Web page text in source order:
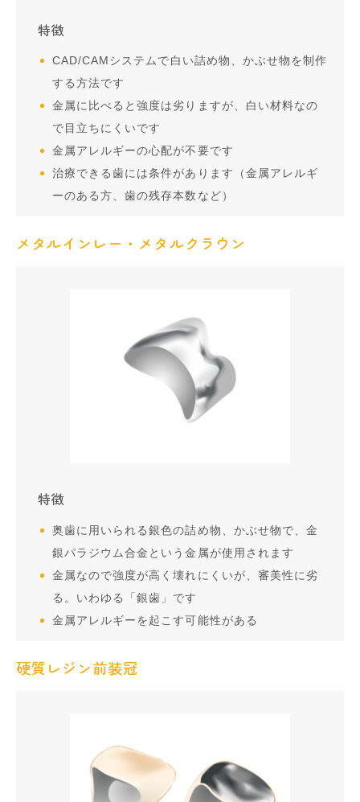
特徴
CAD/CAMシステムで白い詰め物、かぶせ物を制作
する方法です
金属に比べると強度は劣りますが、白い材料なの
で目立ちにくいです
金属アレルギーの心配が不要です
治療できる歯には条件があります（金属アレルギ
ーのある方、歯の残存本数など）
メタルインレー・メタルクラウン
特徴
奥歯に用いられる銀色の詰め物、かぶせ物で、金
銀パラジウム合金という金属が使用されます
金属なので強度が高く壊れにくいが、審美性に劣
る。いわゆる「銀歯」です
金属アレルギーを起こす可能性がある
硬質レジン前装冠